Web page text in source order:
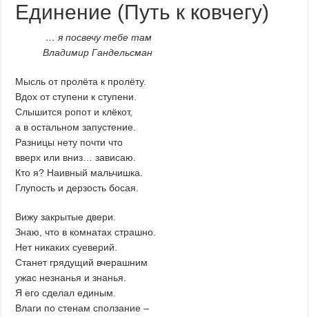
Единение (Путь к ковчегу)
… я посвечу тебе там
Владимир Гандельсман
Мысль от пролёта к пролёту.
Вдох от ступени к ступени.
Слышится ропот и клёкот,
а в остальном запустение.
Разницы нету почти что
вверх или вниз… зависаю.
Кто я? Наивный мальчишка.
Глупость и дерзость босая.
Вижу закрытые двери.
Знаю, что в комнатах страшно.
Нет никаких суеверий.
Станет грядущий вчерашним
ужас незнанья и знанья.
Я его сделал единым.
Влаги по стенам сползание –